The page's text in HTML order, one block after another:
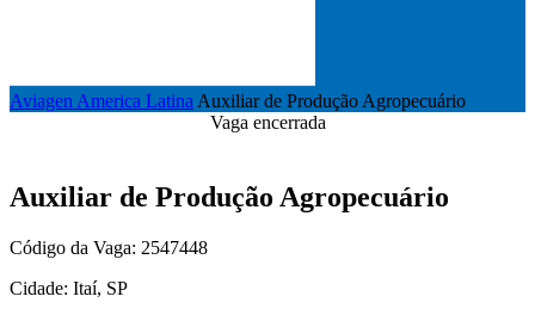
Aviagen America Latina Auxiliar de Produção Agropecuário
Vaga encerrada
Auxiliar de Produção Agropecuário
Código da Vaga: 2547448
Cidade: Itaí, SP